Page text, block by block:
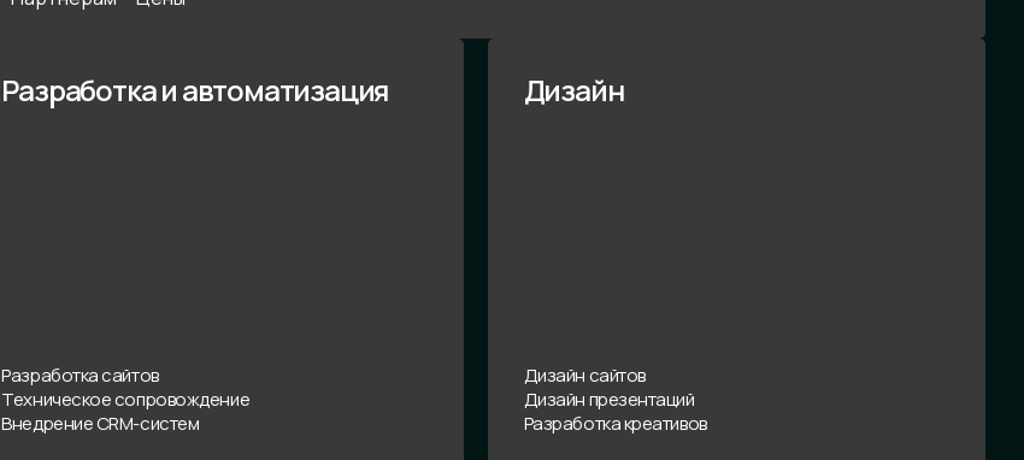
Разработка и автоматизация
Разработка сайтов
Техническое сопровождение
Внедрение CRM-систем
Дизайн
Дизайн сайтов
Дизайн презентаций
Разработка креативов